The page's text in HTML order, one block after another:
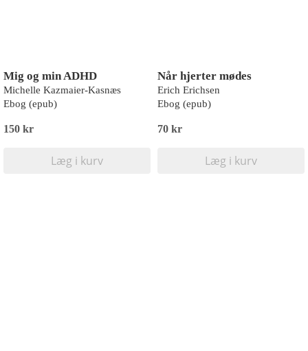
Mig og min ADHD
Michelle Kazmaier-Kasnæs
Ebog (epub)
150 kr
Læg i kurv
Når hjerter mødes
Erich Erichsen
Ebog (epub)
70 kr
Læg i kurv